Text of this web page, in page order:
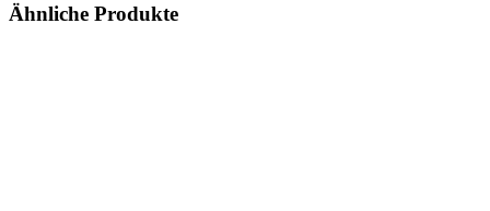
Ähnliche Produkte